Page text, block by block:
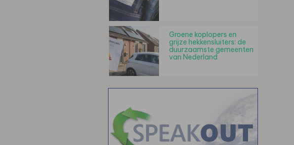
Groene koplopers en
grijze hekkensluiters: de
duurzaamste gemeenten
van Nederland